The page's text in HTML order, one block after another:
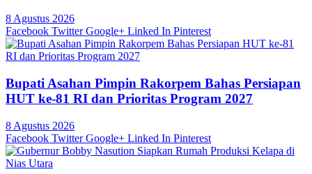
8 Agustus 2026
Facebook Twitter Google+ Linked In Pinterest
Bupati Asahan Pimpin Rakorpem Bahas Persiapan
HUT ke-81 RI dan Prioritas Program 2027
8 Agustus 2026
Facebook Twitter Google+ Linked In Pinterest